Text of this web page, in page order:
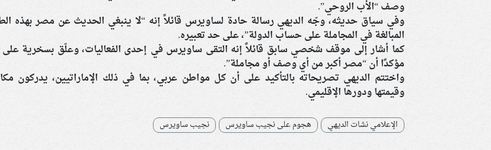
وصف “الأب الروحي”.
وفي سياق حديثه، وجّه الديهي رسالة حادة لساويرس قائلاً إنه “لا ينبغي الحديث عن مصر بهذه
المبالغة في المجاملة على حساب الدولة”، على حد تعبيره.
كما أشار إلى موقف شخصي سابق قائلاً إنه التقى ساويرس في إحدى الفعاليات، وعلّق بسخرية على
مؤكدًا أن “مصر أكبر من أي وصف أو مجاملة”.
واختتم الديهي تصريحاته بالتأكيد على أن كل مواطن عربي، بما في ذلك الإماراتيين، يدركون
وقيمتها ودورها الإقليمي.
الإعلامي نشات الديهي هجوم على نجيب ساويرس نجيب ساويرس